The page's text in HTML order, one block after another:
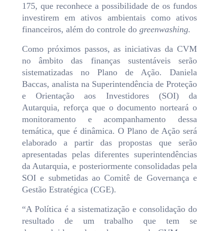
175, que reconhece a possibilidade de os fundos
investirem em ativos ambientais como ativos
financeiros, além do controle do greenwashing.
Como próximos passos, as iniciativas da CVM
no âmbito das finanças sustentáveis serão
sistematizadas no Plano de Ação. Daniela
Baccas, analista na Superintendência de Proteção
e Orientação aos Investidores (SOI) da
Autarquia, reforça que o documento norteará o
monitoramento e acompanhamento dessa
temática, que é dinâmica. O Plano de Ação será
elaborado a partir das propostas que serão
apresentadas pelas diferentes superintendências
da Autarquia, e posteriormente consolidadas pela
SOI e submetidas ao Comitê de Governança e
Gestão Estratégica (CGE).
“A Política é a sistematização e consolidação do
resultado de um trabalho que tem se